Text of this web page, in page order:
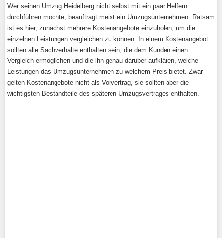
Wer seinen Umzug Heidelberg nicht selbst mit ein paar Helfern
durchführen möchte, beauftragt meist ein Umzugsunternehmen. Ratsam
ist es hier, zunächst mehrere Kostenangebote einzuholen, um die
einzelnen Leistungen vergleichen zu können. In einem Kostenangebot
sollten alle Sachverhalte enthalten sein, die dem Kunden einen
Vergleich ermöglichen und die ihn genau darüber aufklären, welche
Leistungen das Umzugsunternehmen zu welchem Preis bietet. Zwar
gelten Kostenangebote nicht als Vorvertrag, sie sollten aber die
wichtigsten Bestandteile des späteren Umzugsvertrages enthalten.